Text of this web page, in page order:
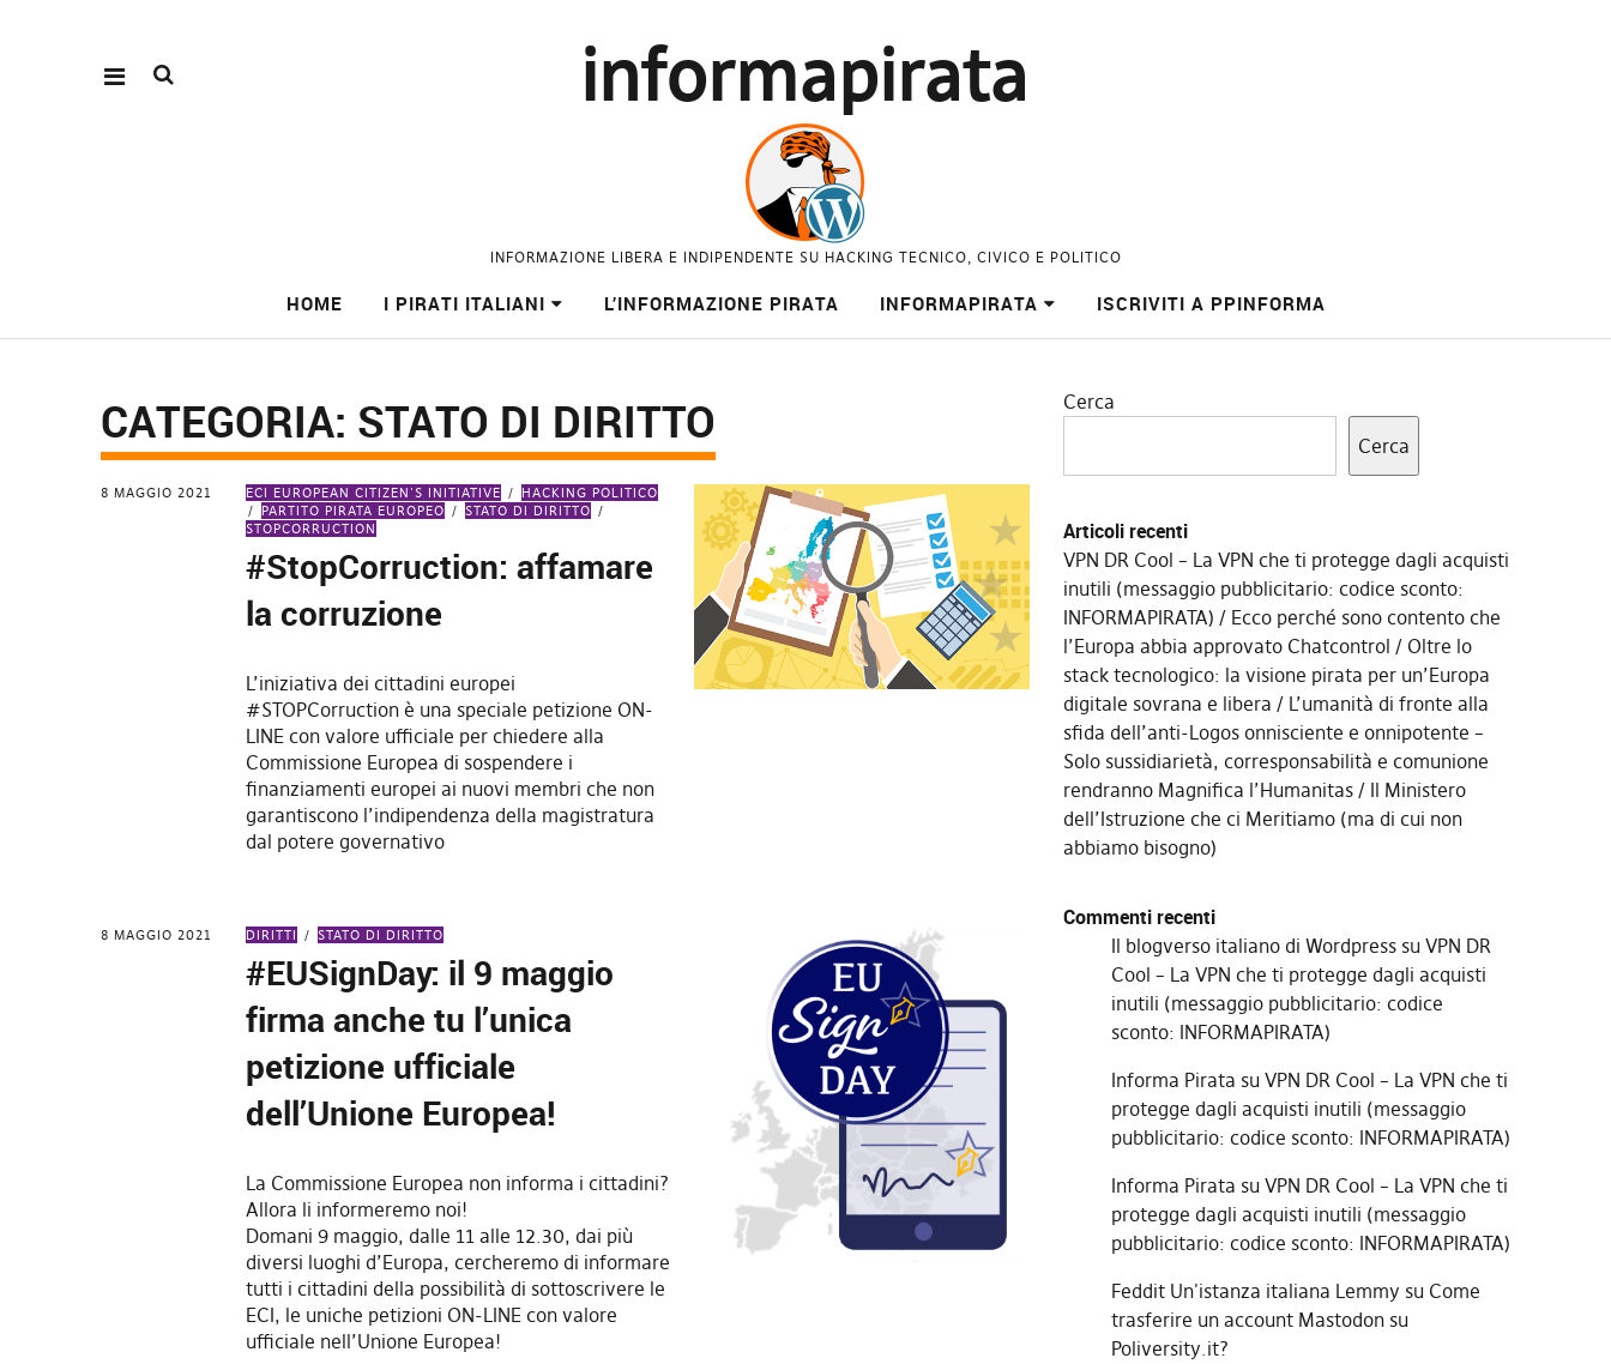
informapirata
INFORMAZIONE LIBERA E INDIPENDENTE SU HACKING TECNICO, CIVICO E POLITICO
HOME I PIRATI ITALIANI L’INFORMAZIONE PIRATA INFORMAPIRATA ISCRIVITI A PPINFORMA
CATEGORIA: STATO DI DIRITTO
8 MAGGIO 2021 ECI EUROPEAN CITIZEN'S INITIATIVE
HACKING POLITICO
PARTITO PIRATA EUROPEO
STATO DI DIRITTO
STOPCORRUCTION
#StopCorruction: affamare
la corruzione
L’iniziativa dei cittadini europei
#STOPCorruction è una speciale petizione ON-
LINE con valore ufficiale per chiedere alla
Commissione Europea di sospendere i
finanziamenti europei ai nuovi membri che non
garantiscono l’indipendenza della magistratura
dal potere governativo
8 MAGGIO 2021 DIRITTI STATO DI DIRITTO
#EUSignDay: il 9 maggio
firma anche tu l’unica
petizione ufficiale
dell’Unione Europea!
La Commissione Europea non informa i cittadini?
Allora li informeremo noi!
Domani 9 maggio, dalle 11 alle 12.30, dai più
diversi luoghi d’Europa, cercheremo di informare
tutti i cittadini della possibilità di sottoscrivere le
ECI, le uniche petizioni ON-LINE con valore
ufficiale nell’Unione Europea!
Cerca
Cerca
Articoli recenti
VPN DR Cool – La VPN che ti protegge dagli acquisti
inutili (messaggio pubblicitario: codice sconto:
INFORMAPIRATA)
Ecco perché sono contento che
l’Europa abbia approvato Chatcontrol
Oltre lo
stack tecnologico: la visione pirata per un’Europa
digitale sovrana e libera
L’umanità di fronte alla
sfida dell’anti-Logos onnisciente e onnipotente –
Solo sussidiarietà, corresponsabilità e comunione
rendranno Magnifica l’Humanitas
Il Ministero
dell’Istruzione che ci Meritiamo (ma di cui non
abbiamo bisogno)
Commenti recenti
Il blogverso italiano di Wordpresssu VPN DR
Cool – La VPN che ti protegge dagli acquisti
inutili (messaggio pubblicitario: codice
sconto: INFORMAPIRATA)
Informa Pirata su VPN DR Cool – La VPN che ti
protegge dagli acquisti inutili (messaggio
pubblicitario: codice sconto: INFORMAPIRATA)
Informa Pirata su VPN DR Cool – La VPN che ti
protegge dagli acquisti inutili (messaggio
pubblicitario: codice sconto: INFORMAPIRATA)
Feddit Un'istanza italiana Lemmy su Come
trasferire un account Mastodon su
Poliversity.it?